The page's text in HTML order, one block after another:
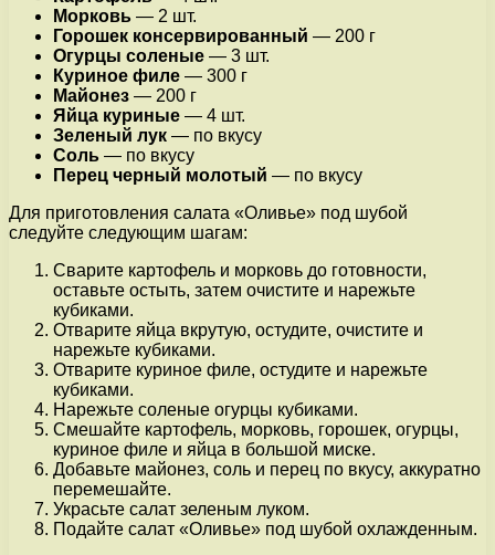
Морковь — 2 шт.
Горошек консервированный — 200 г
Огурцы соленые — 3 шт.
Куриное филе — 300 г
Майонез — 200 г
Яйца куриные — 4 шт.
Зеленый лук — по вкусу
Соль — по вкусу
Перец черный молотый — по вкусу
Для приготовления салата «Оливье» под шубой
следуйте следующим шагам:
Сварите картофель и морковь до готовности,
оставьте остыть, затем очистите и нарежьте
кубиками.
Отварите яйца вкрутую, остудите, очистите и
нарежьте кубиками.
Отварите куриное филе, остудите и нарежьте
кубиками.
Нарежьте соленые огурцы кубиками.
Смешайте картофель, морковь, горошек, огурцы,
куриное филе и яйца в большой миске.
Добавьте майонез, соль и перец по вкусу, аккуратно
перемешайте.
Украсьте салат зеленым луком.
Подайте салат «Оливье» под шубой охлажденным.